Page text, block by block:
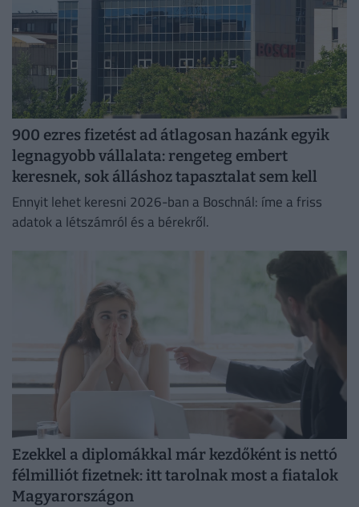
900 ezres fizetést ad átlagosan hazánk egyik
legnagyobb vállalata: rengeteg embert
keresnek, sok álláshoz tapasztalat sem kell
Ennyit lehet keresni 2026-ban a Boschnál: íme a friss
adatok a létszámról és a bérekről.
Ezekkel a diplomákkal már kezdőként is nettó
félmilliót fizetnek: itt tarolnak most a fiatalok
Magyarországon